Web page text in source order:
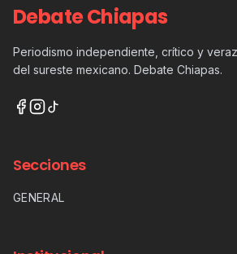
Debate Chiapas
Periodismo independiente, crítico y
del sureste mexicano. Debate Chiapas.
Secciones
GENERAL